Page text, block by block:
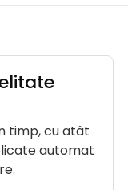
timp, cu atât
automat